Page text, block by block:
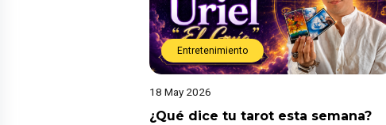
Entretenimiento
18 May 2026
¿Qué dice tu tarot esta semana?